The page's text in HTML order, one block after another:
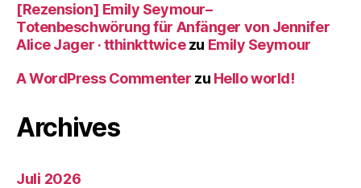
[Rezension] Emily Seymour–
Totenbeschwörung für Anfänger von Jennifer
Alice Jager · tthinkttwicezu Emily Seymour
A WordPress Commenter zu Hello world!
Archives
Juli 2026